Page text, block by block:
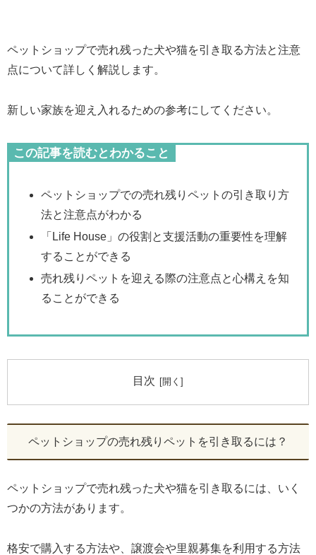
ペットショップで売れ残った犬や猫を引き取る方法と注意
点について詳しく解説します。
新しい家族を迎え入れるための参考にしてください。
この記事を読むとわかること
ペットショップでの売れ残りペットの引き取り方
法と注意点がわかる
「Life House」の役割と支援活動の重要性を理解
することができる
売れ残りペットを迎える際の注意点と心構えを知
ることができる
目次
ペットショップの売れ残りペットを引き取るには？
ペットショップで売れ残った犬や猫を引き取るには、いく
つかの方法があります。
格安で購入する方法や、譲渡会や里親募集を利用する方法